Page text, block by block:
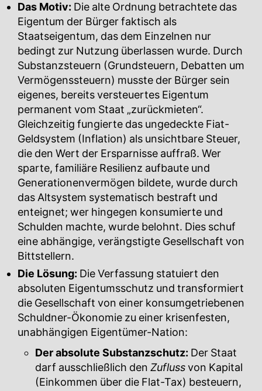
Das Motiv: Die alte Ordnung betrachtete das
Eigentum der Bürger faktisch als
Staatseigentum, das dem Einzelnen nur
bedingt zur Nutzung überlassen wurde. Durch
Substanzsteuern (Grundsteuern, Debatten um
Vermögenssteuern) musste der Bürger sein
eigenes, bereits versteuertes Eigentum
permanent vom Staat „zurückmieten“.
Gleichzeitig fungierte das ungedeckte Fiat-
Geldsystem (Inflation) als unsichtbare Steuer,
die den Wert der Ersparnisse auffraß. Wer
sparte, familiäre Resilienz aufbaute und
Generationenvermögen bildete, wurde durch
das Altsystem systematisch bestraft und
enteignet; wer hingegen konsumierte und
Schulden machte, wurde belohnt. Dies schuf
eine abhängige, verängstigte Gesellschaft von
Bittstellern.
Die Lösung: Die Verfassung statuiert den
absoluten Eigentumsschutz und transformiert
die Gesellschaft von einer konsumgetriebenen
Schuldner-Ökonomie zu einer krisenfesten,
unabhängigen Eigentümer-Nation:
Der absolute Substanzschutz: Der Staat
darf ausschließlich den Zuflussvon Kapital
(Einkommen über die Flat-Tax) besteuern,